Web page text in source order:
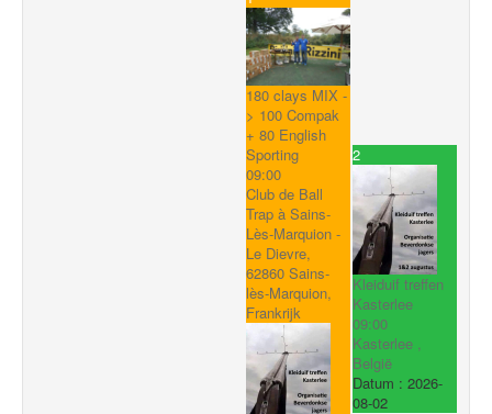
180 clays MIX -
> 100 Compak
+ 80 English
Sporting
09:00
Club de Ball
Trap à Sains-
Lès-Marquion -
Le Dievre,
62860 Sains-
lès-Marquion,
Frankrijk
2
Kleiduif treffen
Kasterlee
09:00
Kasterlee ,
België
Datum : 2026-
08-02